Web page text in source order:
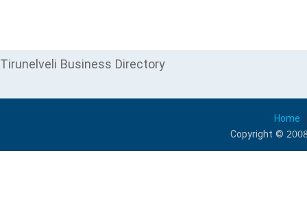
Tirunelveli Business Directory
Home
Copyright ©